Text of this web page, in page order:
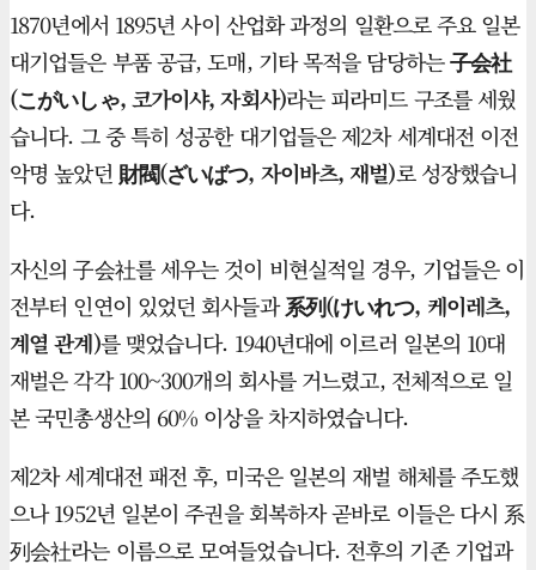
1870년에서 1895년 사이 산업화 과정의 일환으로 주요 일본
대기업들은 부품 공급, 도매, 기타 목적을 담당하는子会社
(こがいしゃ, 코가이샤, 자회사)라는 피라미드 구조를 세웠
습니다. 그 중 특히 성공한 대기업들은 제2차 세계대전 이전
악명 높았던 財閥(ざいばつ, 자이바츠, 재벌)로 성장했습니
다.
자신의 子会社를 세우는 것이 비현실적일 경우, 기업들은 이
전부터 인연이 있었던 회사들과系列(けいれつ, 케이레츠,
계열 관계)를 맺었습니다. 1940년대에 이르러 일본의 10대
재벌은 각각 100~300개의 회사를 거느렸고, 전체적으로 일
본 국민총생산의 60% 이상을 차지하였습니다.
제2차 세계대전 패전 후, 미국은 일본의 재벌 해체를 주도했
으나 1952년 일본이 주권을 회복하자 곧바로 이들은 다시 系
列会社라는 이름으로 모여들었습니다. 전후의 기존 기업과